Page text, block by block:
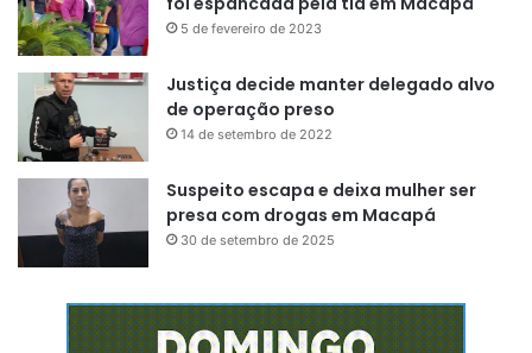
5 de fevereiro de 2023
Justiça decide manter delegado alvo
de operação preso
14 de setembro de 2022
Suspeito escapa e deixa mulher ser
presa com drogas em Macapá
30 de setembro de 2025